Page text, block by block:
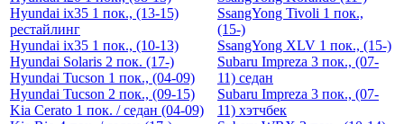
Hyundai ix35 1 пок., (13-15)
рестайлинг
Hyundai ix35 1 пок., (10-13)
Hyundai Solaris 2 пок. (17-)
Hyundai Tucson 1 пок., (04-09)
Hyundai Tucson 2 пок., (09-15)
Kia Cerato 1 пок. / cедан (04-09)
SsangYong Tivoli 1 пок.,
(15-)
SsangYong XLV 1 пок., (15-)
Subaru Impreza 3 пок., (07-
11) седан
Subaru Impreza 3 пок., (07-
11) хэтчбек